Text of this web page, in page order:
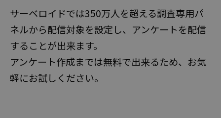
サーベロイドでは350万人を超える調査専用パ
ネルから配信対象を設定し、アンケートを配信
することが出来ます。
アンケート作成までは無料で出来るため、お気
軽にお試しください。